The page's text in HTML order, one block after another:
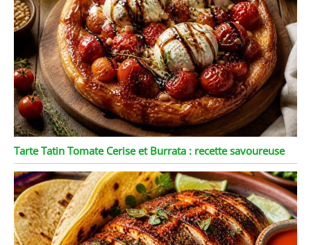
Tarte Tatin Tomate Cerise et Burrata : recette savoureuse